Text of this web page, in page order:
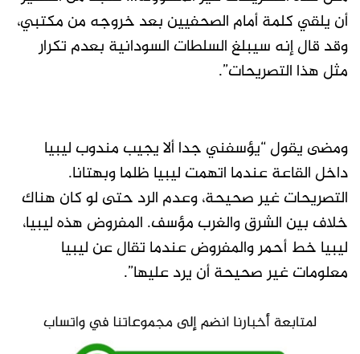
أن يلقي كلمة أمام الصحفيين بعد خروجه من مكتبي،
وقد قال إنه سيبلغ السلطات السودانية بعدم تكرار
مثل هذا التصريحات”.
ومضى يقول “يؤسفني جدا ألا يجيب مندوب ليبيا
داخل القاعة عندما اتهمت ليبيا ظلما وبهتانا.
التصريحات غير صحيحة، وعدم الرد حتى لو كان هناك
خلاف بين الشرق والغرب مؤسف. المفروض هذه ليبيا،
ليبيا خط أحمر والمفروض عندما تقال عن ليبيا
معلومات غير صحيحة أن يرد عليها”.